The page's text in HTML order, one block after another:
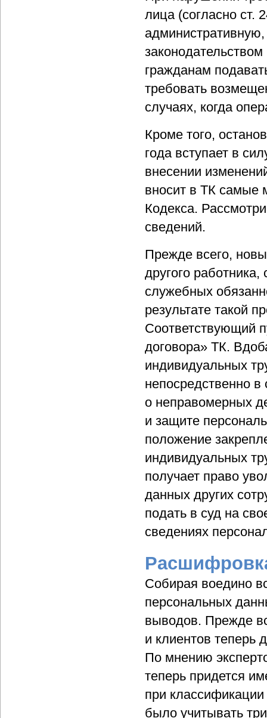
лица (согласно ст.
гражданам
требовать
случаях, когда
Кроме того,
года вступает в
внесении
вносит в ТК самые
Кодекса.
сведений.
Прежде всего,
другого
служебных
результате такой
Соответствующий
договора» ТК.
индивидуальных
непосредственно
о неправомерных
и защите
положение
индивидуальных
получает право
данных других
подать в суд на
сведениях
Собирая воедино
персональных
выводов. Прежде
и клиентов теперь
По мнению
теперь придется
при
было учитывать